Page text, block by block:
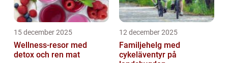
15 december 2025
Wellness-resor med
detox och ren mat
12 december 2025
Familjehelg med
cykeläventyr på